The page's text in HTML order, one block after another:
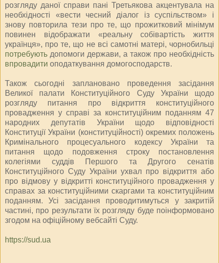
розгляду даної справи пані Третьякова акцентувала на
необхідності «вести чесний діалог із суспільством» і
знову повторила тези про те, що прожитковий мінімум
повинен відображати «реальну собівартість життя
українця», про те, що не всі самотні матері, чорнобильці
потребують допомоги держави, а також про необхідність
впровадити оподаткування домогосподарств.
Також сьогодні заплановано проведення засідання
Великої палати Конституційного Суду України щодо
розгляду питання про відкриття конституційного
провадження у справі за конституційним поданням 47
народних депутатів України щодо відповідності
Конституції України (конституційності) окремих положень
Кримінального процесуального кодексу України та
питання щодо подовження строку постановлення
колегіями суддів Першого та Другого сенатів
Конституційного Суду України ухвал про відкриття або
про відмову у відкритті конституційного провадження у
справах за конституційними скаргами та конституційним
поданням. Усі засідання проводитимуться у закритій
частині, про результати їх розгляду буде поінформовано
згодом на офіційному вебсайті Суду.
https://sud.ua